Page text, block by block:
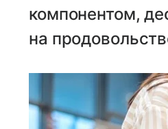
компонентом,
на